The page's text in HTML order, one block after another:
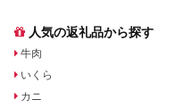
人気の返礼品から探す
牛肉
いくら
カニ